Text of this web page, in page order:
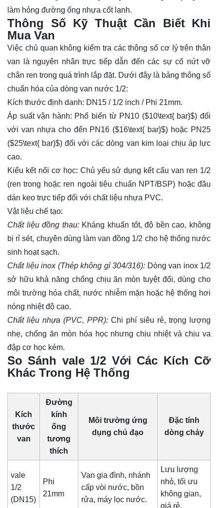
làm hỏng đường ống nhựa cốt lạnh.
Thông Số Kỹ Thuật Cần Biết Khi
Mua Van
Việc chủ quan không kiểm tra các thông số cơ lý trên thân
van là nguyên nhân trực tiếp dẫn đến các sự cố nứt vỡ
chân ren trong quá trình lắp đặt. Dưới đây là bảng thông số
chuẩn hóa của dòng van nước 1/2:
Kích thước định danh: DN15 / 1/2 inch / Phi 21mm.
Áp suất vận hành: Phổ biến từ PN10 ($10\text{ bar}$) đối
với van nhựa cho đến PN16 ($16\text{ bar}$) hoặc PN25
($25\text{ bar}$) đối với các dòng van kim loại chịu áp lực
cao.
Kiểu kết nối cơ học: Chủ yếu sử dụng kết cấu van ren 1/2
(ren trong hoặc ren ngoài tiêu chuẩn NPT/BSP) hoặc đầu
dán keo trực tiếp đối với chất liệu nhựa PVC.
Vật liệu chế tạo:
Chất liệu đồng thau:Kháng khuẩn tốt, độ bền cao, không
bị rỉ sét, chuyên dùng làm van đồng 1/2 cho hệ thống nước
sinh hoạt sạch.
Chất liệu inox (Thép không gỉ 304/316): Dòng van inox 1/2
sở hữu khả năng chống chịu ăn mòn tuyệt đối, dùng cho
môi trường hóa chất, nước nhiễm mặn hoặc hệ thống hơi
nóng nhiệt độ cao.
Chất liệu nhựa (PVC, PPR): Chi phí siêu rẻ, trọng lượng
nhẹ, chống ăn mòn hóa học nhưng chịu nhiệt và chịu va
đập cơ học kém.
So Sánh vale 1/2 Với Các Kích Cỡ
Khác Trong Hệ Thống
Kích
thước
van
Đường
kính
ống
tương
thích
Môi trường ứng
dụng chủ đạo
Đặc tính
dòng chảy
vale
1/2
(DN15)
Phi
21mm
Van gia đình, nhánh
cấp vòi nước, bồn
rửa, máy lọc nước.
Lưu lượng
nhỏ, tối ưu
không gian,
giá rẻ.